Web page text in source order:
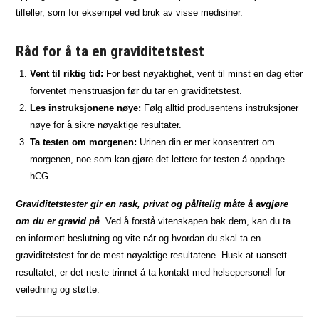
tilfeller, som for eksempel ved bruk av visse medisiner.
Råd for å ta en graviditetstest
Vent til riktig tid: For best nøyaktighet, vent til minst en dag etter
forventet menstruasjon før du tar en graviditetstest.
Les instruksjonene nøye: Følg alltid produsentens instruksjoner
nøye for å sikre nøyaktige resultater.
Ta testen om morgenen: Urinen din er mer konsentrert om
morgenen, noe som kan gjøre det lettere for testen å oppdage
hCG.
Graviditetstester gir en rask, privat og pålitelig måte å avgjøre
om du er gravid på. Ved å forstå vitenskapen bak dem, kan du ta
en informert beslutning og vite når og hvordan du skal ta en
graviditetstest for de mest nøyaktige resultatene. Husk at uansett
resultatet, er det neste trinnet å ta kontakt med helsepersonell for
veiledning og støtte.